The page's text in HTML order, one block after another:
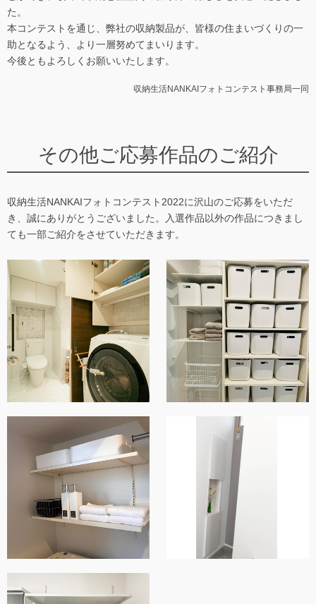
た。
本コンテストを通じ、弊社の収納製品が、皆様の住まいづくりの一
助となるよう、より一層努めてまいります。
今後ともよろしくお願いいたします。
収納生活NANKAIフォトコンテスト事務局一同
その他ご応募作品のご紹介
収納生活NANKAIフォトコンテスト2022に沢山のご応募をいただ
き、誠にありがとうございました。入選作品以外の作品につきまし
ても一部ご紹介をさせていただきます。